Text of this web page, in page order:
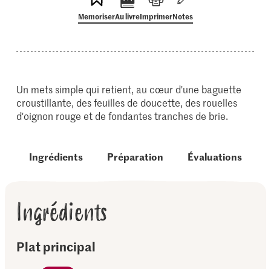
MemoriserAu livreImprimerNotes
Un mets simple qui retient, au cœur d'une baguette
croustillante, des feuilles de doucette, des rouelles
d'oignon rouge et de fondantes tranches de brie.
Ingrédients Préparation Évaluations
Ingrédients
Plat principal